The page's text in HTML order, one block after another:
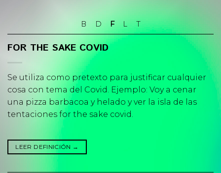
B D F L T
FOR THE SAKE COVID
Se utiliza como pretexto para justificar cualquier
cosa con tema del Covid. Ejemplo: Voy a cenar
una pizza barbacoa y helado y ver la isla de las
tentaciones for the sake covid.
LEER DEFINICIÓN →